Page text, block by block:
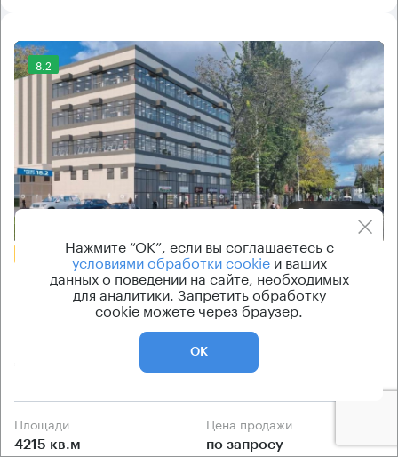
8.2
Еще 1 фото
БЕЗ КОМИССИИ
Бизнес-центр
Павловская 18 с2
Москва, Павловская улица, 18 с2
Площади
4215 кв.м
Цена продажи
по запросу
Нажмите “ОК”, если вы соглашаетесь с
условиями обработки cookieи ваших
данных о поведении на сайте, необходимых
для аналитики. Запретить обработку
cookie можете через браузер.
ОК